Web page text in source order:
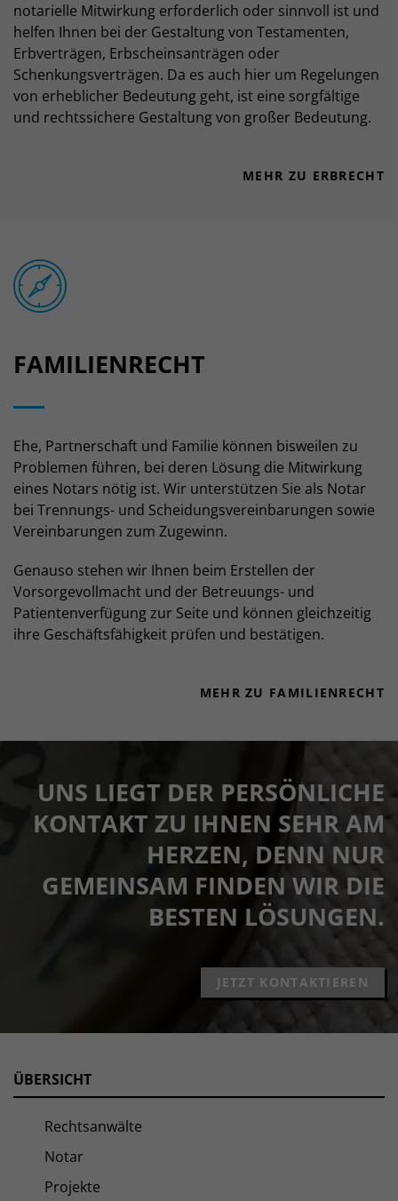
notarielle Mitwirkung erforderlich oder sinnvoll ist und
helfen Ihnen bei der Gestaltung von Testamenten,
Erbverträgen, Erbscheinsanträgen oder
Schenkungsverträgen. Da es auch hier um Regelungen
von erheblicher Bedeutung geht, ist eine sorgfältige
und rechtssichere Gestaltung von großer Bedeutung.
MEHR ZU ERBRECHT
FAMILIENRECHT
Ehe, Partnerschaft und Familie können bisweilen zu
Problemen führen, bei deren Lösung die Mitwirkung
eines Notars nötig ist. Wir unterstützen Sie als Notar
bei Trennungs- und Scheidungsvereinbarungen sowie
Vereinbarungen zum Zugewinn.
Genauso stehen wir Ihnen beim Erstellen der
Vorsorgevollmacht und der Betreuungs- und
Patientenverfügung zur Seite und können gleichzeitig
ihre Geschäftsfähigkeit prüfen und bestätigen.
MEHR ZU FAMILIENRECHT
UNS LIEGT DER PERSÖNLICHE
KONTAKT ZU IHNEN SEHR AM
HERZEN, DENN NUR
GEMEINSAM FINDEN WIR DIE
BESTEN LÖSUNGEN.
JETZT KONTAKTIEREN
ÜBERSICHT
Rechtsanwälte
Notar
Projekte